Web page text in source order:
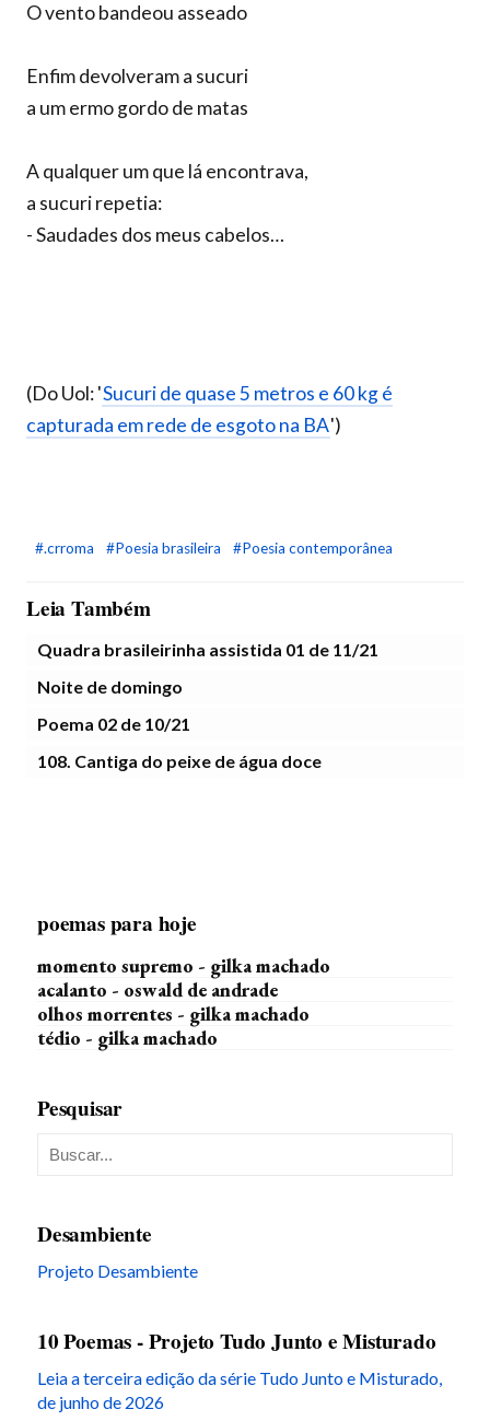
O vento bandeou asseado
Enfim devolveram a sucuri
a um ermo gordo de matas
A qualquer um que lá encontrava,
a sucuri repetia:
- Saudades dos meus cabelos…
(Do Uol: 'Sucuri de quase 5 metros e 60 kg é
capturada em rede de esgoto na BA')
#.crroma #Poesia brasileira #Poesia contemporânea
Leia Também
Quadra brasileirinha assistida 01 de 11/21
Noite de domingo
Poema 02 de 10/21
108. Cantiga do peixe de água doce
poemas para hoje
momento supremo - gilka machado
acalanto - oswald de andrade
olhos morrentes - gilka machado
tédio - gilka machado
Pesquisar
Desambiente
Projeto Desambiente
10 Poemas - Projeto Tudo Junto e Misturado
Leia a terceira edição da série Tudo Junto e Misturado,
de junho de 2026